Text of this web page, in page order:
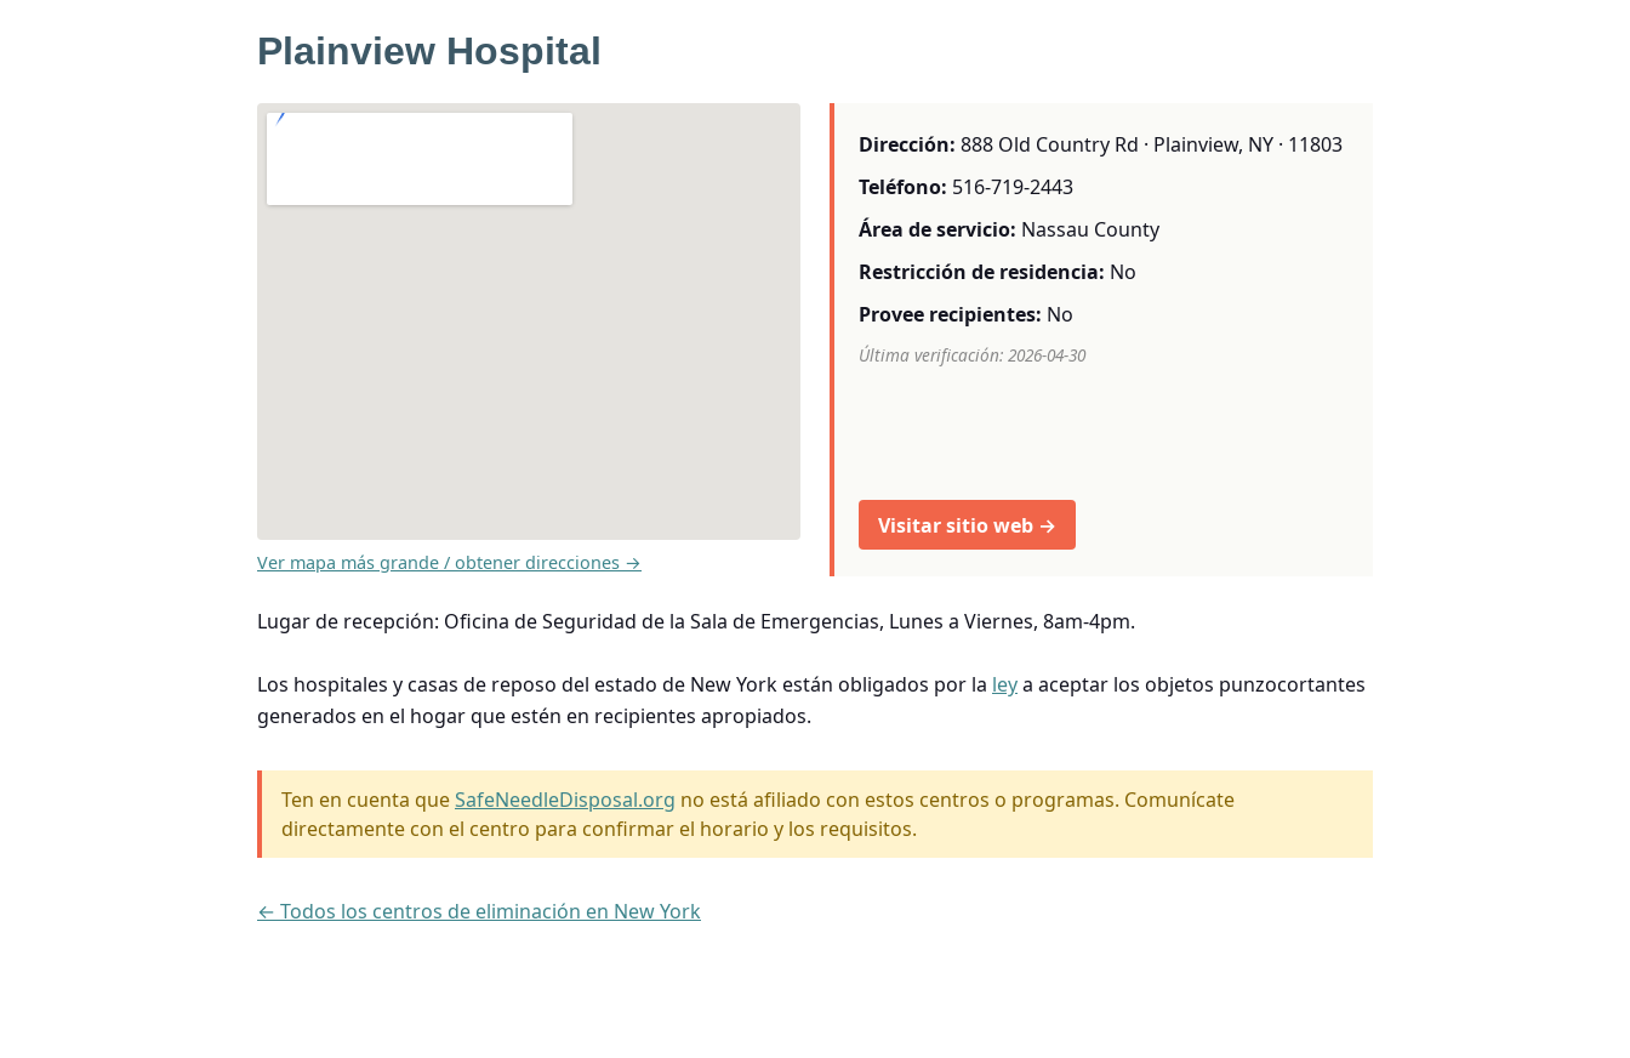
Plainview Hospital
Ver mapa más grande / obtener direcciones →
Dirección: 888 Old Country Rd · Plainview, NY · 11803
Teléfono: 516-719-2443
Área de servicio: Nassau County
Restricción de residencia: No
Provee recipientes: No
Última verificación: 2026-04-30
Visitar sitio web →
Lugar de recepción: Oficina de Seguridad de la Sala de Emergencias, Lunes a Viernes, 8am-4pm.
Los hospitales y casas de reposo del estado de New York están obligados por la leya aceptar los objetos punzocortantes
generados en el hogar que estén en recipientes apropiados.
Ten en cuenta queSafeNeedleDisposal.org no está afiliado con estos centros o programas. Comunícate
directamente con el centro para confirmar el horario y los requisitos.
← Todos los centros de eliminación en New York